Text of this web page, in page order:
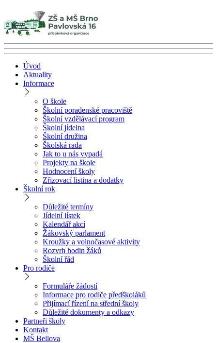
Úvod
Aktuality
Informace
O škole
Školní poradenské pracoviště
Školní vzdělávací program
Školní jídelna
Školní družina
Školská rada
Jak to u nás vypadá
Projekty na škole
Hodnocení školy
Zřizovací listina a dodatky
Školní rok
Důležité termíny
Jídelní lístek
Kalendář akcí
Žákovský parlament
Kroužky a volnočasové aktivity
Rozvrh hodin žáků
Školní řád
Pro rodiče
Formuláře žádostí
Informace pro rodiče předškoláků
Přijímací řízení na střední školy
Důležité dokumenty a odkazy
Partneři školy
Kontakt
MŠ Bellova